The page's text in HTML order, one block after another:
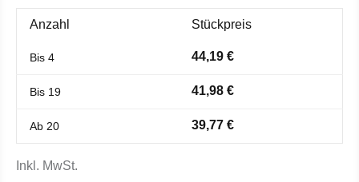
Anzahl Stückpreis
Bis 4 44,19 €
Bis 19 41,98 €
Ab 20 39,77 €
Inkl. MwSt.